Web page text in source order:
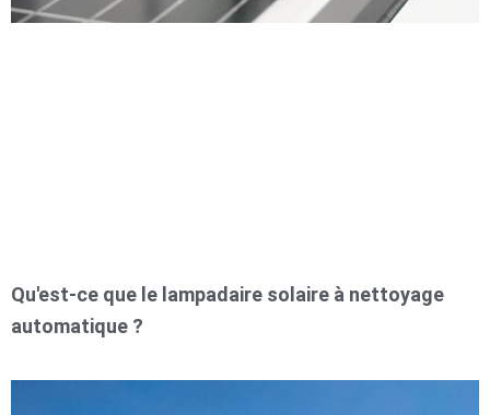
Qu'est-ce que le lampadaire solaire à nettoyage
automatique ?